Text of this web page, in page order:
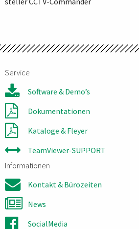
Service
Software & Demo’s
Dokumentationen
Kataloge & Fleyer
TeamViewer-SUPPORT
Informationen
Kontakt & Bürozeiten
News
SocialMedia